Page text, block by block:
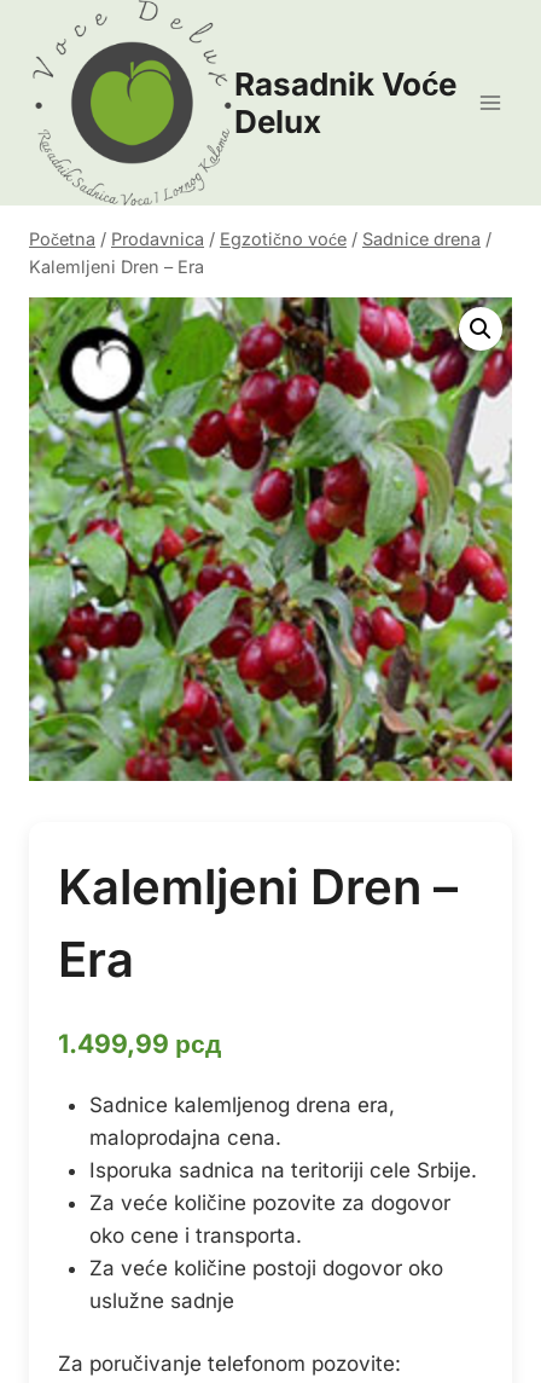
content
Rasadnik Voće
Delux
Početna / Prodavnica / Egzotično voće / Sadnice drena /
Kalemljeni Dren – Era
Kalemljeni Dren –
Era
1.499,99 рсд
Sadnice kalemljenog drena era,
maloprodajna cena.
Isporuka sadnica na teritoriji cele Srbije.
Za veće količine pozovite za dogovor
oko cene i transporta.
Za veće količine postoji dogovor oko
uslužne sadnje
Za poručivanje telefonom pozovite: